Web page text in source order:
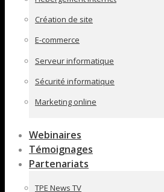
Création de site
E-commerce
Serveur informatique
Sécurité informatique
Marketing online
Webinaires
Témoignages
Partenariats
TPE News TV